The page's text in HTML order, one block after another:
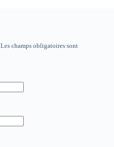
Les champs obligatoires sont